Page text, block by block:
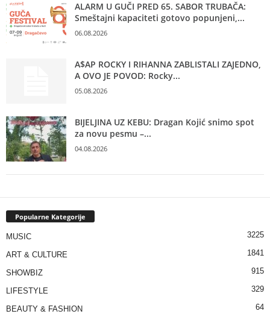
ALARM U GUČI PRED 65. SABOR TRUBAČA:
Smeštajni kapaciteti gotovo popunjeni,...
06.08.2026
A$AP ROCKY I RIHANNA ZABLISTALI ZAJEDNO,
A OVO JE POVOD: Rocky...
05.08.2026
BIJELJINA UZ KEBU: Dragan Kojić snimo spot
za novu pesmu –...
04.08.2026
Popularne Kategorije
MUSIC 3225
ART & CULTURE 1841
SHOWBIZ 915
LIFESTYLE 329
BEAUTY & FASHION 64